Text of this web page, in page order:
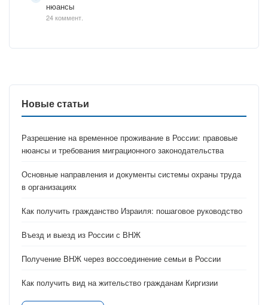
нюансы
24 коммент.
Новые статьи
Разрешение на временное проживание в России: правовые
нюансы и требования миграционного законодательства
Основные направления и документы системы охраны труда
в организациях
Как получить гражданство Израиля: пошаговое руководство
Въезд и выезд из России с ВНЖ
Получение ВНЖ через воссоединение семьи в России
Как получить вид на жительство гражданам Киргизии